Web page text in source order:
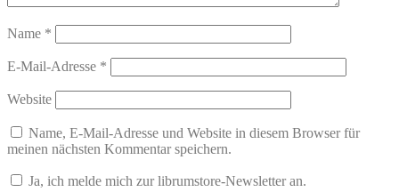
Name *
E-Mail-Adresse *
Website
Name, E-Mail-Adresse und Website in diesem Browser für
meinen nächsten Kommentar speichern.
Ja, ich melde mich zur librumstore-Newsletter an.